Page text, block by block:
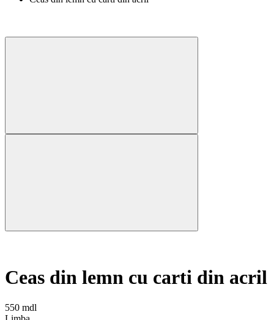
Ceas din lemn cu carti din acril
550 mdl